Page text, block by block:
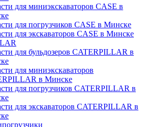
для миниэкскаваторов CASE в
для погрузчиков CASE в Минске
для экскаваторов CASE в Минске
для бульдозеров CATERPILLAR в
для миниэкскаваторов
в Минске
для погрузчиков CATERPILLAR в
для экскаваторов CATERPILLAR в